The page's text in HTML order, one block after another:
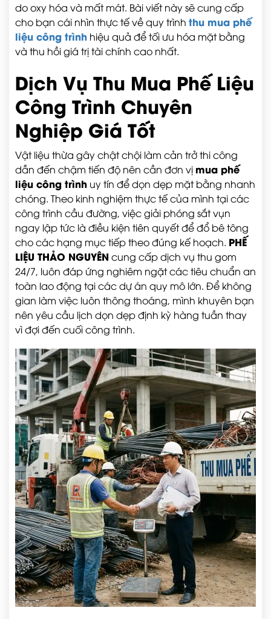
do oxy hóa và mất mát. Bài viết này sẽ cung cấp
cho bạn cái nhìn thực tế về quy trình thu mua phế
liệu công trình hiệu quả để tối ưu hóa mặt bằng
và thu hồi giá trị tài chính cao nhất.
Dịch Vụ Thu Mua Phế Liệu
Công Trình Chuyên
Nghiệp Giá Tốt
Vật liệu thừa gây chật chội làm cản trở thi công
dẫn đến chậm tiến độ nên cần đơn vị mua phế
liệu công trình uy tín để dọn dẹp mặt bằng nhanh
chóng. Theo kinh nghiệm thực tế của mình tại các
công trình cầu đường, việc giải phóng sắt vụn
ngay lập tức là điều kiện tiên quyết để đổ bê tông
cho các hạng mục tiếp theo đúng kế hoạch. PHẾ
LIỆU THẢO NGUYÊN cung cấp dịch vụ thu gom
24/7, luôn đáp ứng nghiêm ngặt các tiêu chuẩn an
toàn lao động tại các dự án quy mô lớn. Để không
gian làm việc luôn thông thoáng, mình khuyên bạn
nên yêu cầu lịch dọn dẹp định kỳ hàng tuần thay
vì đợi đến cuối công trình.